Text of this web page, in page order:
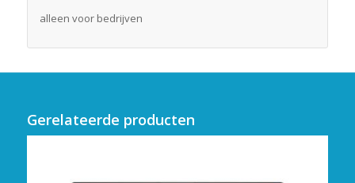
alleen voor bedrijven
Gerelateerde producten